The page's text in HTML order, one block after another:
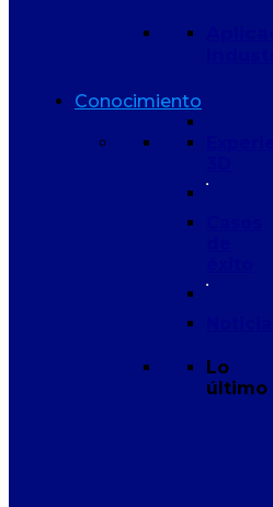
Conocimiento
Lo
último